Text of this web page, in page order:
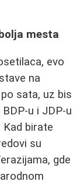
mesta
evo
na
sata, uz bis
u i JDP-u
birate
su
gde